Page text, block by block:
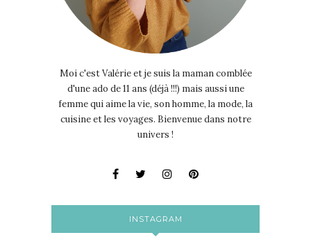
Moi c'est Valérie et je suis la maman comblée
d'une ado de 11 ans (déjà !!!) mais aussi une
femme qui aime la vie, son homme, la mode, la
cuisine et les voyages. Bienvenue dans notre
univers !
INSTAGRAM